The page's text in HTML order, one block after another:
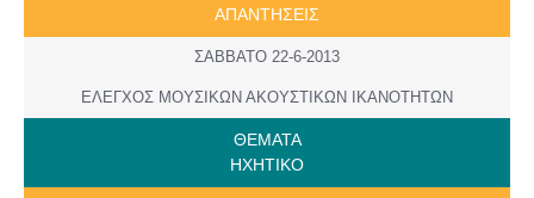
ΑΠΑΝΤΗΣΕΙΣ
ΣΑΒΒΑΤΟ 22-6-2013
ΕΛΕΓΧΟΣ ΜΟΥΣΙΚΩΝ ΑΚΟΥΣΤΙΚΩΝ ΙΚΑΝΟΤΗΤΩΝ
ΘΕΜΑΤΑ
ΗΧΗΤΙΚΟ